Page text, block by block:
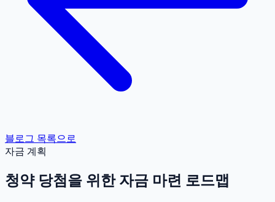
블로그 목록으로
자금 계획
청약 당첨을 위한 자금 마련 로드맵